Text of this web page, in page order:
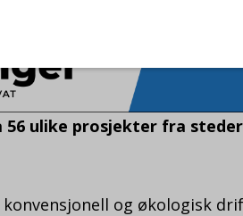
ulike prosjekter fra steder
og økologisk